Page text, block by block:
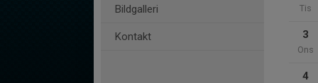
Bildgalleri
Kontakt
Tis
3
Ons
4